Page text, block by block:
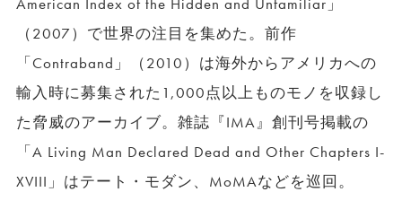
American Index of the Hidden and Unfamiliar」
（2007）で世界の注目を集めた。前作
「Contraband」（2010）は海外からアメリカへの
輸入時に募集された1,000点以上ものモノを収録し
た脅威のアーカイブ。雑誌『IMA』創刊号掲載の
「A Living Man Declared Dead and Other Chapters I-
XVIII」はテート・モダン、MoMAなどを巡回。